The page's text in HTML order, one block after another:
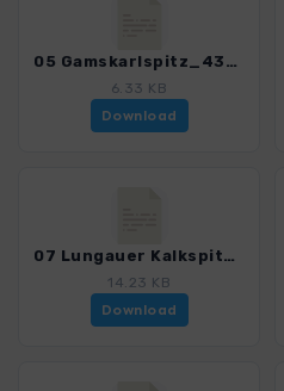
05 Gamskarlspitz_4341_2.gpx
6.33 KB
Download
07 Lungauer Kalkspitze_4341_2.gpx
14.23 KB
Download